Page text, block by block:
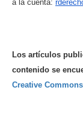
a la cuenta:
Los artículos
contenido se
Creative